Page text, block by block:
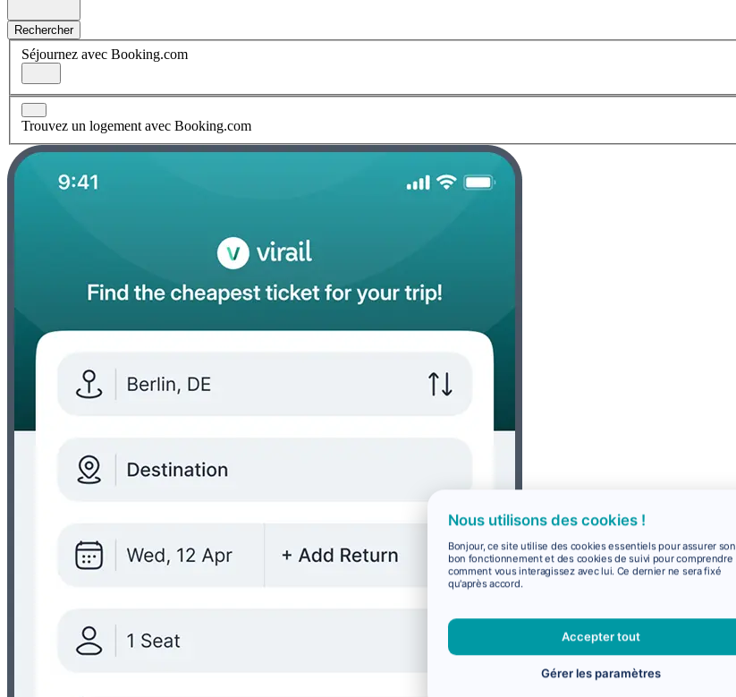
Rechercher
Séjournez avec Booking.com
Trouvez un logement avec Booking.com
Nous utilisons des cookies !
Bonjour, ce site utilise des cookies essentiels pour assurer son
bon fonctionnement et des cookies de suivi pour comprendre
comment vous interagissez avec lui. Ce dernier ne sera fixé
qu'après accord.
Accepter tout
Gérer les paramètres